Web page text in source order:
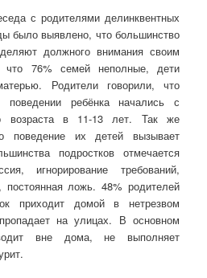
с родителями делинквентных
было выявлено, что большинство
должного внимания своим
76% семей неполные, дети
Родители говорили, что
поведении ребёнка начались с
возраста в 11-13 лет. Так же
поведение их детей вызывает
подростков отмечается
игнорирование требований,
постоянная ложь. 48% родителей
приходит домой в нетрезвом
на улицах. В основном
вне дома, не выполняет